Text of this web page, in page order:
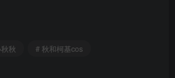
秋 # 秋和柯基cos